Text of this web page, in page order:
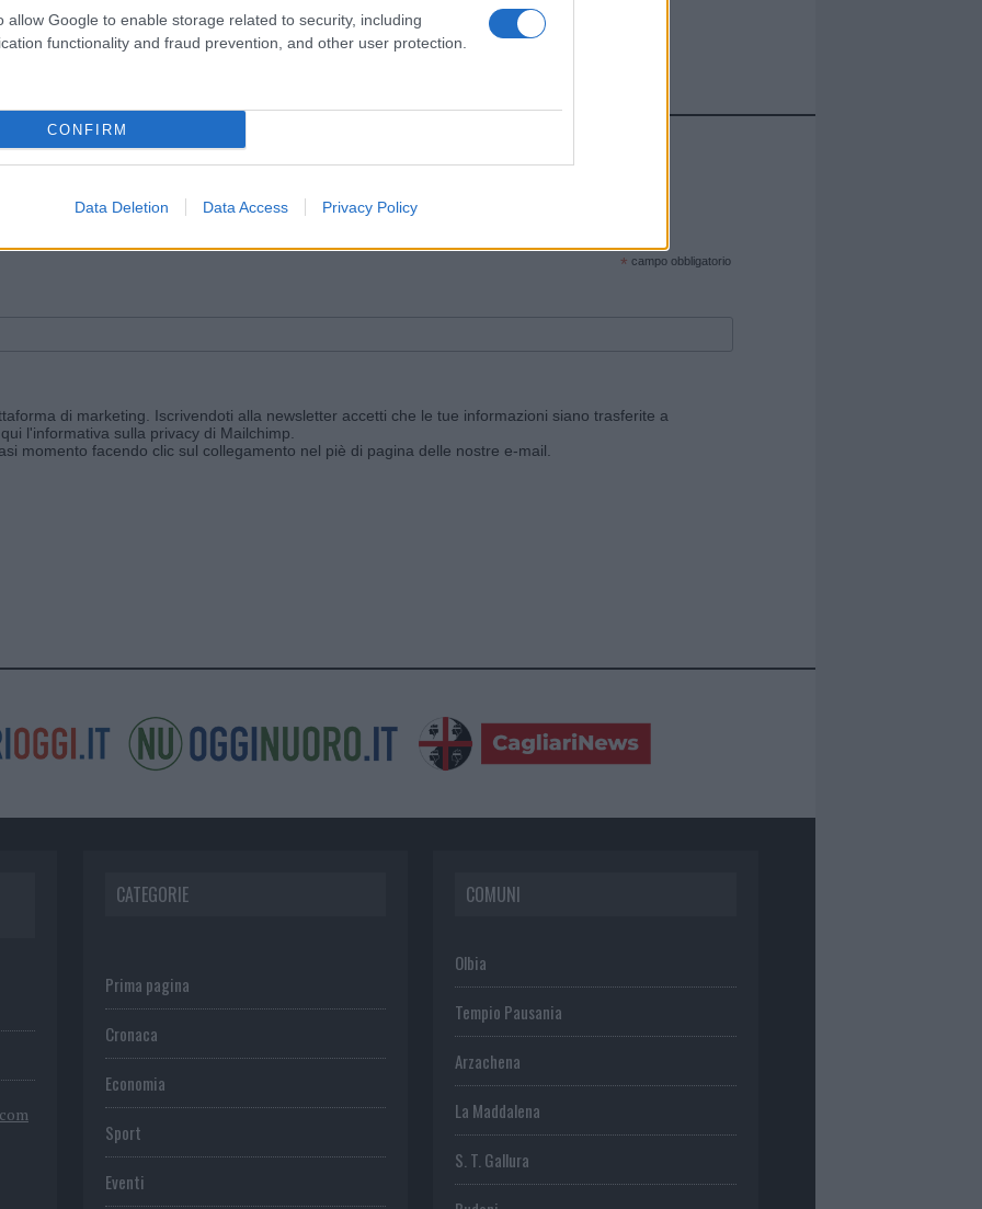
allow Google to enable storage related to security, including
functionality and fraud prevention, and other user protection.
CONFIRM
Data Deletion Data Access Privacy Policy
Invia un Comunicato Stampa|Pubblicità|Segnala
e ricevi le nostre email periodiche contenenti le ultime notizie pubblicate sul sito web!
* campo obbligatorio
di marketing. Iscrivendoti alla newsletter accetti che le tue informazioni siano trasferite a
l'informativa sulla privacy di Mailchimp
momento facendo clic sul collegamento nel piè di pagina delle nostre e-mail.
CATEGORIE
Prima pagina
Cronaca
Economia
Sport
Eventi
COMUNI
Olbia
Tempio Pausania
Arzachena
La Maddalena
S. T. Gallura